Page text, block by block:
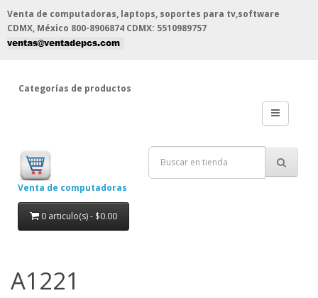
Venta de computadoras, laptops, soportes para tv,software
CDMX, México 800-8906874 CDMX: 5510989757
Categorías de productos
Venta de computadoras
0 articulo(s) - $0.00
A1221